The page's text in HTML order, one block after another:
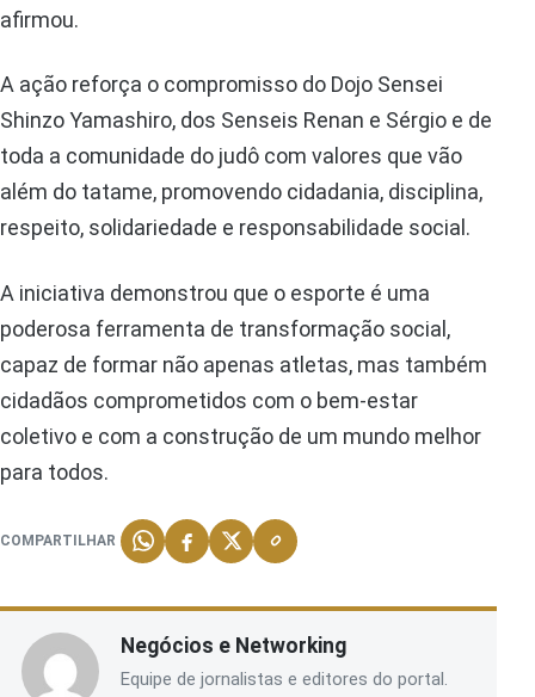
afirmou.
A ação reforça o compromisso do Dojo Sensei
Shinzo Yamashiro, dos Senseis Renan e Sérgio e de
toda a comunidade do judô com valores que vão
além do tatame, promovendo cidadania, disciplina,
respeito, solidariedade e responsabilidade social.
A iniciativa demonstrou que o esporte é uma
poderosa ferramenta de transformação social,
capaz de formar não apenas atletas, mas também
cidadãos comprometidos com o bem-estar
coletivo e com a construção de um mundo melhor
para todos.
COMPARTILHAR
Negócios e Networking
Equipe de jornalistas e editores do portal.